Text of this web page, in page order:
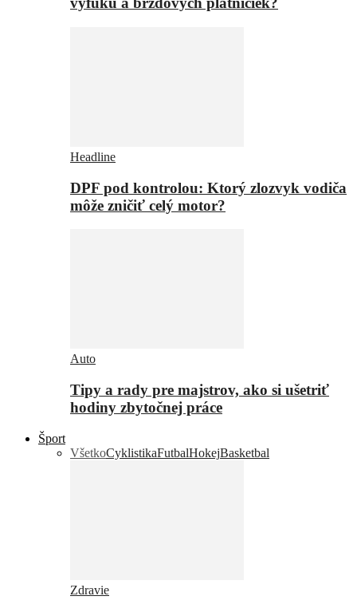
Headline
DPF pod kontrolou: Ktorý zlozvyk vodiča
môže zničiť celý motor?
Auto
Tipy a rady pre majstrov, ako si ušetriť
hodiny zbytočnej práce
Šport
VšetkoCyklistikaFutbalHokejBasketbal
Zdravie